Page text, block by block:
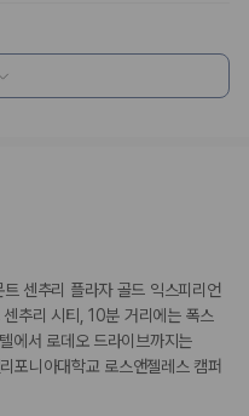
는 질문
떻게 하나요?
주도 렌트카 업체별 가격, 차종,
할 수 있습니다.
로 비교해야 하나요?
나요?
비교할 수 있나요?
교해야 하나요?
센추리 플라자 골드 익스피리언
추리 시티, 10분 거리에는 폭스
에서 로데오 드라이브까지는
니아대학교 로스앤젤레스 캠퍼